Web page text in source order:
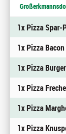
1x Pizza Spar-
1x Pizza Bacon
1x Pizza Burger
1x Pizza
1x Pizza
1x Pizza